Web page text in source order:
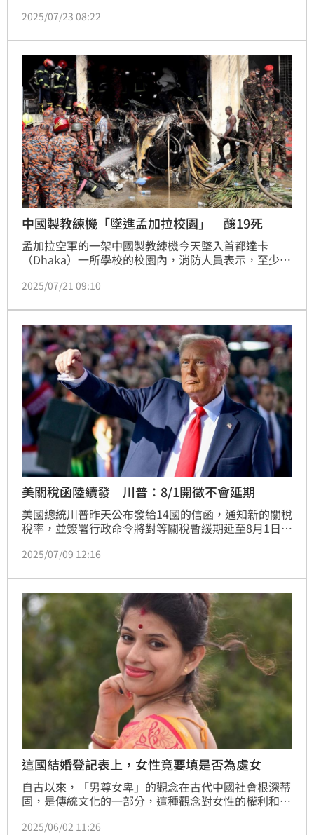
議，但軍方對學生的訴求不只無正面回應，甚至暴力驅
於事件的說詞也與事實呈現矛盾落差。
2025/07/23 08:22
中國製教練機「墜進孟加拉校園」 釀19死
孟加拉空軍的一架中國製教練機今天墜入首都達卡
（Dhaka）一所學校的校園內，消防人員表示，至少19
傷。
2025/07/21 09:10
美關稅函陸續發 川普：8/1開徵不會延期
美國總統川普昨天公布發給14國的信函，通知新的關稅
稅率，並簽署行政命令將對等關稅暫緩期延至8月1日。
函，關稅將於8月1日開始徵收，不會給予任何延期。
2025/07/09 12:16
這國結婚登記表上，女性竟要填是否為處女
自古以來，「男尊女卑」的觀念在古代中國社會根深蒂
固，是傳統文化的一部分，這種觀念對女性的權利和地
國家同樣存在著大男人主義，多數女性也都因此受到不
2025/06/02 11:26